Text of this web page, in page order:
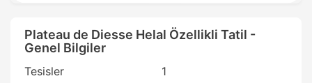
Plateau de Diesse Helal Özellikli Tatil -
Genel Bilgiler
Tesisler
1